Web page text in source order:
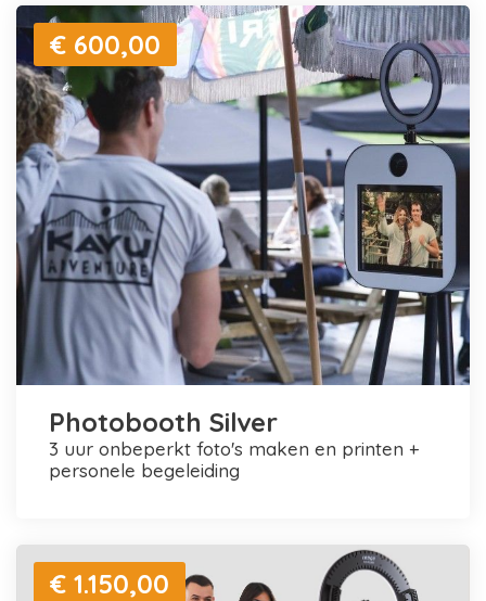
€ 600,00
Photobooth Silver
3 uur onbeperkt foto's maken en printen +
personele begeleiding
€ 1.150,00